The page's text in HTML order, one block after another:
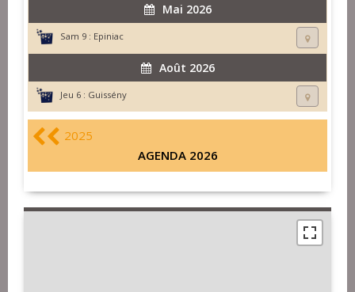
Mai 2026
Sam 9 : Epiniac
Août 2026
Jeu 6 : Guissény
2025
AGENDA 2026